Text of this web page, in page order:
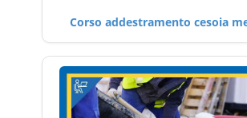
Corso addestramento cesoia